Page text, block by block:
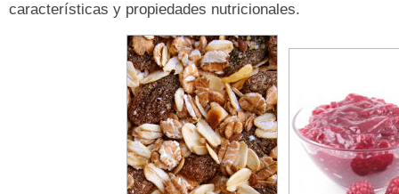
características y propiedades nutricionales.